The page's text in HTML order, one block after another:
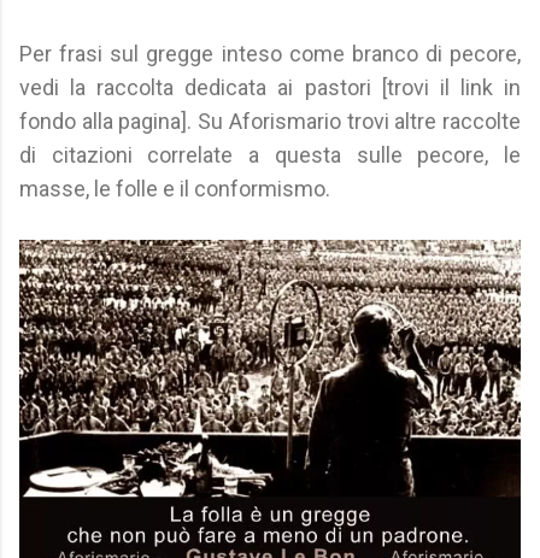
Per frasi sul gregge inteso come branco di pecore,
vedi la raccolta dedicata ai pastori [trovi il link in
fondo alla pagina]. Su Aforismario trovi altre raccolte
di citazioni correlate a questa sulle pecore, le
masse, le folle e il conformismo.